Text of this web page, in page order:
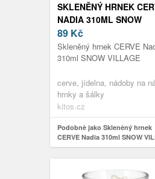
SKLENĚNÝ HRNEK
NADIA 310ML SNOW
VILLAGE
89 Kč
Skleněný hrnek CERVE
310ml SNOW VILLAGE
cerve, jídelna, nádoby na
hrnky a šálky
kitos.cz
Podobně jako Skleněný hrnek
CERVE Nadia 310ml SNOW